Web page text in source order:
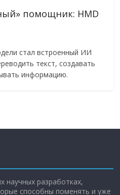
помощник: HMD
стал встроенный ИИ
текст, создавать
информацию.
научных разработках,
способны поменять и уже